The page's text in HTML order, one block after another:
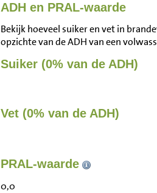
ADH en PRAL-waarde
Bekijk hoeveel suiker en vet in
opzichte van de ADH van een
Suiker (0% van de ADH)
Vet (0% van de ADH)
PRAL-waarde
0,0